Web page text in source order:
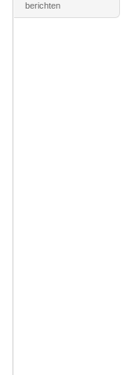
berichten